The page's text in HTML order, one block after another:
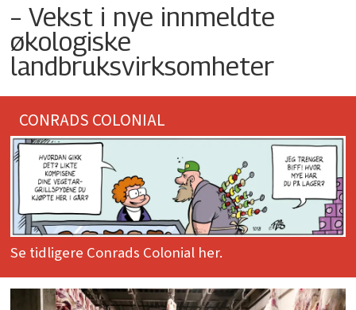
– Vekst i nye innmeldte
økologiske
landbruksvirksomheter
CONRADS COLONIAL
Se tidligere Conrads Colonial her.